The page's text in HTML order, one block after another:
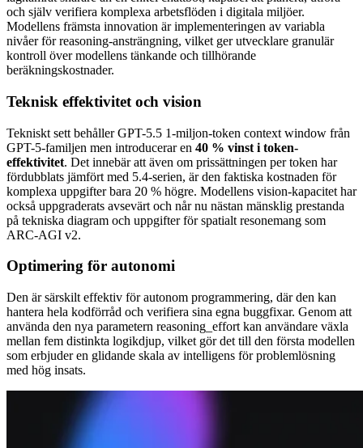
och själv verifiera komplexa arbetsflöden i digitala miljöer.
Modellens främsta innovation är implementeringen av variabla
nivåer för reasoning-ansträngning, vilket ger utvecklare granulär
kontroll över modellens tänkande och tillhörande
beräkningskostnader.
Teknisk effektivitet och vision
Tekniskt sett behåller GPT-5.5 1-miljon-token context window från
GPT-5-familjen men introducerar en 40 % vinst i token-
effektivitet. Det innebär att även om prissättningen per token har
fördubblats jämfört med 5.4-serien, är den faktiska kostnaden för
komplexa uppgifter bara 20 % högre. Modellens vision-kapacitet har
också uppgraderats avsevärt och når nu nästan mänsklig prestanda
på tekniska diagram och uppgifter för spatialt resonemang som
ARC-AGI v2.
Optimering för autonomi
Den är särskilt effektiv för autonom programmering, där den kan
hantera hela kodförråd och verifiera sina egna buggfixar. Genom att
använda den nya parametern reasoning_effort kan användare växla
mellan fem distinkta logikdjup, vilket gör det till den första modellen
som erbjuder en glidande skala av intelligens för problemlösning
med hög insats.